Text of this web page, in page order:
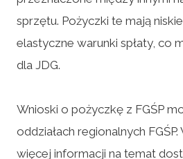
sprzętu. Pożyczki te mają
elastyczne warunki spłaty, co
dla JDG.
Wnioski o pożyczkę z FGŚP
oddziałach regionalnych
więcej informacji na temat